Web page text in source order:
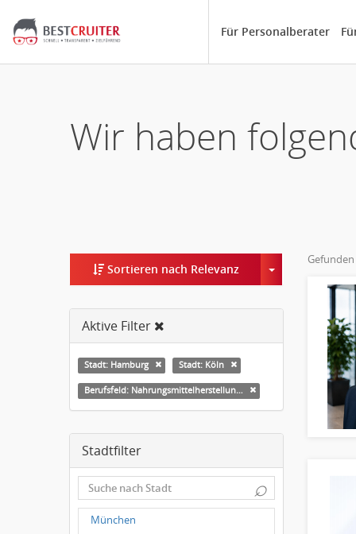
Für Personalberater
Wir haben
Sortieren nach Relevanz Toggle
Aktive Filter
Stadt: Hamburg Stadt: Köln
Berufsfeld: Nahrungsmittelherstellung, -verarbeitung
Stadtfilter
⌕
München